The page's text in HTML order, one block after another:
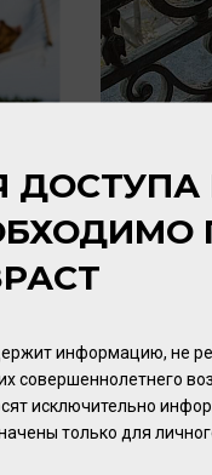
ДОСТУПА
информацию, не
совершеннолетнего
исключительно
только для